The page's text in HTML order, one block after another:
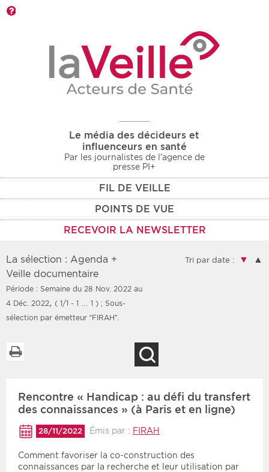
Le média des décideurs et
influenceurs en santé
Par les journalistes de l'agence de
presse PI+
FIL DE VEILLE
POINTS DE VUE
RECEVOIR LA NEWSLETTER
derniers jours
Recherche par mots clés
Les deux
Secteur Zone géographique
La sélection : Agenda +
Veille documentaire
Période : Semaine du 28 Nov. 2022 au
4 Déc. 2022, ( 1/1 - 1 … 1 ) ; Sous-
sélection par émetteur “FIRAH”.
Tri par date : ▼ ▲
Rencontre « Handicap : au défi du transfert
des connaissances » (à Paris et en ligne)
28/11/2022 Émis par : FIRAH
Comment favoriser la co-construction des
connaissances par la recherche et leur utilisation par